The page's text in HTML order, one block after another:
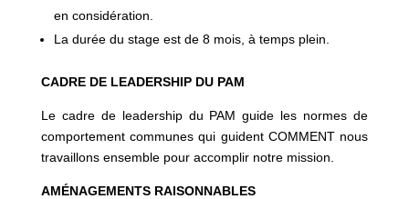
en considération.
La durée du stage est de 8 mois, à temps plein.
CADRE DE LEADERSHIP DU PAM
Le cadre de leadership du PAM guide les normes de
comportement communes qui guident COMMENT nous
travaillons ensemble pour accomplir notre mission.
AMÉNAGEMENTS RAISONNABLES